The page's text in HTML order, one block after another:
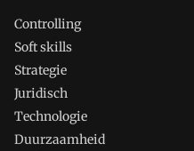
Controlling
Soft skills
Strategie
Juridisch
Technologie
Duurzaamheid